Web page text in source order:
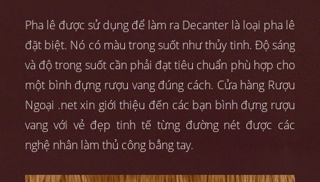
Pha lê được sử dụng để làm ra Decanter là loại pha lê
đặt biệt. Nó có màu trong suốt như thủy tinh. Độ sáng
và độ trong suốt cần phải đạt tiêu chuẩn phù hợp cho
một bình đựng rượu vang đúng cách. Cửa hàng Rượu
Ngoại .net xin giới thiệu đến các bạn bình đựng rượu
vang với vẻ đẹp tinh tế từng đường nét được các
nghệ nhân làm thủ công bẳng tay.